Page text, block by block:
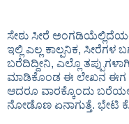
ಸೇಠು ಸೀರೆ
ಇಲ್ಲಿ ಎಲ್ಲ ಕಾಲ್ಪನಿಕ, ಸೀರೆಗಳ
ಬರೆದಿದ್ದೀನಿ, ಎಲ್ಲೊ
ಮಾಡಿಕೊಂಡ ಈ ಲೇಖನ ಈಗ
ಆದರೂ ವಾರಕ್ಕೊಂದು
ನೋಡೊಣ ಏನಾಗುತ್ತೆ. ಭೇಟಿ